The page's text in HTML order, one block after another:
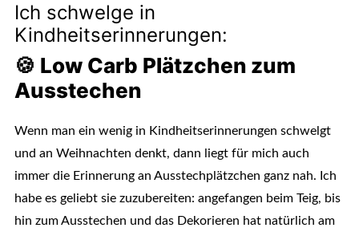
Ich schwelge in
Kindheitserinnerungen:
🍪 Low Carb Plätzchen zum
Ausstechen
Wenn man ein wenig in Kindheitserinnerungen schwelgt
und an Weihnachten denkt, dann liegt für mich auch
immer die Erinnerung an Ausstechplätzchen ganz nah. Ich
habe es geliebt sie zuzubereiten: angefangen beim Teig, bis
hin zum Ausstechen und das Dekorieren hat natürlich am